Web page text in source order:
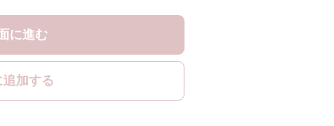
に進む
追加する